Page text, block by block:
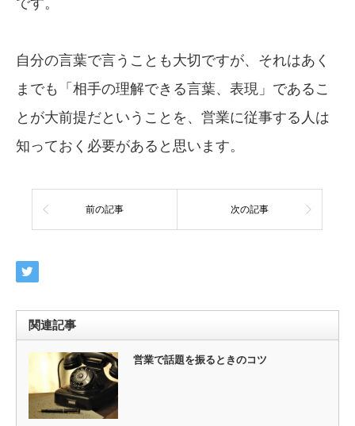
自分の言葉で言うことも大切ですが、それはあく
までも「相手の理解できる言葉、表現」であるこ
とが大前提だということを、営業に従事する人は
知っておく必要があると思います。
前の記事 次の記事
関連記事
営業で話題を振るときのコツ